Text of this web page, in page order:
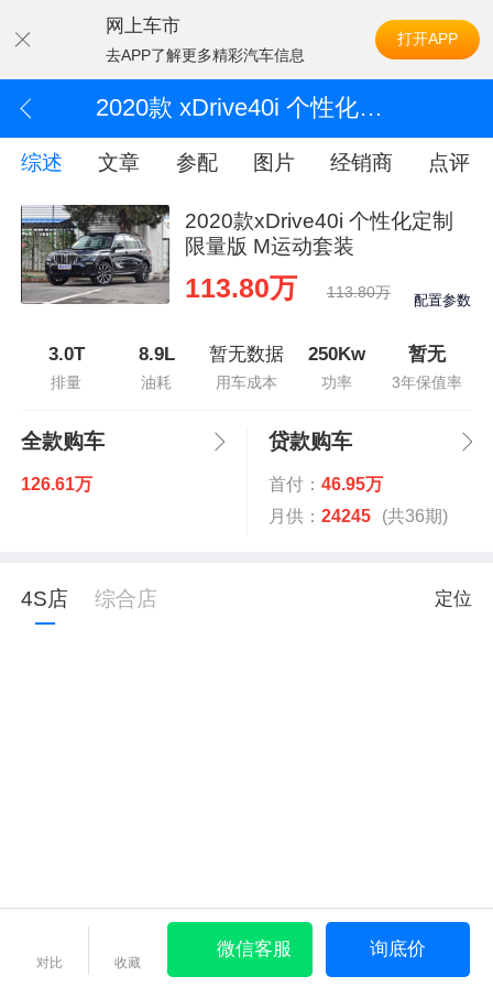
网上车市
去APP了解更多精彩汽车信息
打开APP
2020款 xDrive40i 个性化定制限量版 M运动套装
综述 文章 参配 图片 经销商 点评
2020款xDrive40i 个性化定制
限量版 M运动套装
113.80万 113.80万 配置参数
3.0T
排量
8.9L
油耗
暂无数据
用车成本
250Kw
功率
暂无
3年保值率
全款购车
126.61万
贷款购车
首付： 46.95万
月供： 24245 (共36期)
4S店 综合店 定位
对比 收藏
微信客服 询底价